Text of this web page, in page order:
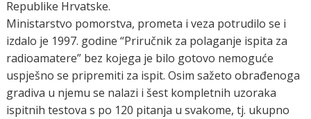
Republike Hrvatske.
Ministarstvo pomorstva, prometa i veza potrudilo se i
izdalo je 1997. godine “Priručnik za polaganje ispita za
radioamatere” bez kojega je bilo gotovo nemoguće
uspješno se pripremiti za ispit. Osim sažeto obrađenoga
gradiva u njemu se nalazi i šest kompletnih uzoraka
ispitnih testova s po 120 pitanja u svakome, tj. ukupno